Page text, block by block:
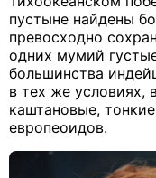
пустыне найдены
превосходно
одних мумий
большинства
в тех же условиях,
каштановые,
европеоидов.